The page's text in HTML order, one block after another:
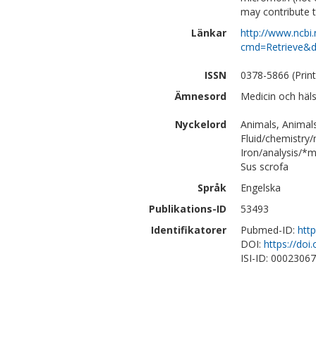
may contribute
Länkar
http://
ISSN
0378-5866
Ämnesord
Medicin och
Nyckelord
Animals,
Fluid/
Iron/analysis/
Sus scrofa
Språk
Engelska
Publikations-ID
53493
Identifikatorer
Pubmed-ID:
DOI: https://
ISI-ID: